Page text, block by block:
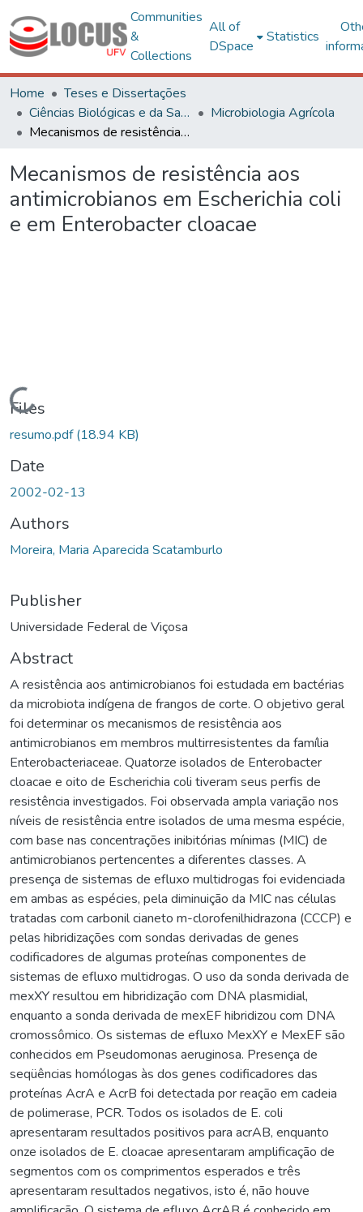
Communities
&
Collections
All of
DSpace
Statistics
Home
Teses e Dissertações
Ciências Biológicas e da Saúde
Microbiologia Agrícola
Mecanismos de resistência aos antimicrobianos em Escherichia coli e em Enterobacter cloacae
Mecanismos de resistência aos
antimicrobianos em Escherichia coli
e em Enterobacter cloacae
Loading...
Files
resumo.pdf(18.94 KB)
Date
2002-02-13
Authors
Moreira, Maria Aparecida Scatamburlo
Publisher
Universidade Federal de Viçosa
Abstract
A resistência aos antimicrobianos foi estudada em bactérias
da microbiota indígena de frangos de corte. O objetivo geral
foi determinar os mecanismos de resistência aos
antimicrobianos em membros multirresistentes da família
Enterobacteriaceae. Quatorze isolados de Enterobacter
cloacae e oito de Escherichia coli tiveram seus perfis de
resistência investigados. Foi observada ampla variação nos
níveis de resistência entre isolados de uma mesma espécie,
com base nas concentrações inibitórias mínimas (MIC) de
antimicrobianos pertencentes a diferentes classes. A
presença de sistemas de efluxo multidrogas foi evidenciada
em ambas as espécies, pela diminuição da MIC nas células
tratadas com carbonil cianeto m-clorofenilhidrazona (CCCP) e
pelas hibridizações com sondas derivadas de genes
codificadores de algumas proteínas componentes de
sistemas de efluxo multidrogas. O uso da sonda derivada de
mexXY resultou em hibridização com DNA plasmidial,
enquanto a sonda derivada de mexEF hibridizou com DNA
cromossômico. Os sistemas de efluxo MexXY e MexEF são
conhecidos em Pseudomonas aeruginosa. Presença de
seqüências homólogas às dos genes codificadores das
proteínas AcrA e AcrB foi detectada por reação em cadeia
de polimerase, PCR. Todos os isolados de E. coli
apresentaram resultados positivos para acrAB, enquanto
onze isolados de E. cloacae apresentaram amplificação de
segmentos com os comprimentos esperados e três
apresentaram resultados negativos, isto é, não houve